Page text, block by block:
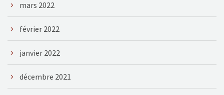
mars 2022
février 2022
janvier 2022
décembre 2021